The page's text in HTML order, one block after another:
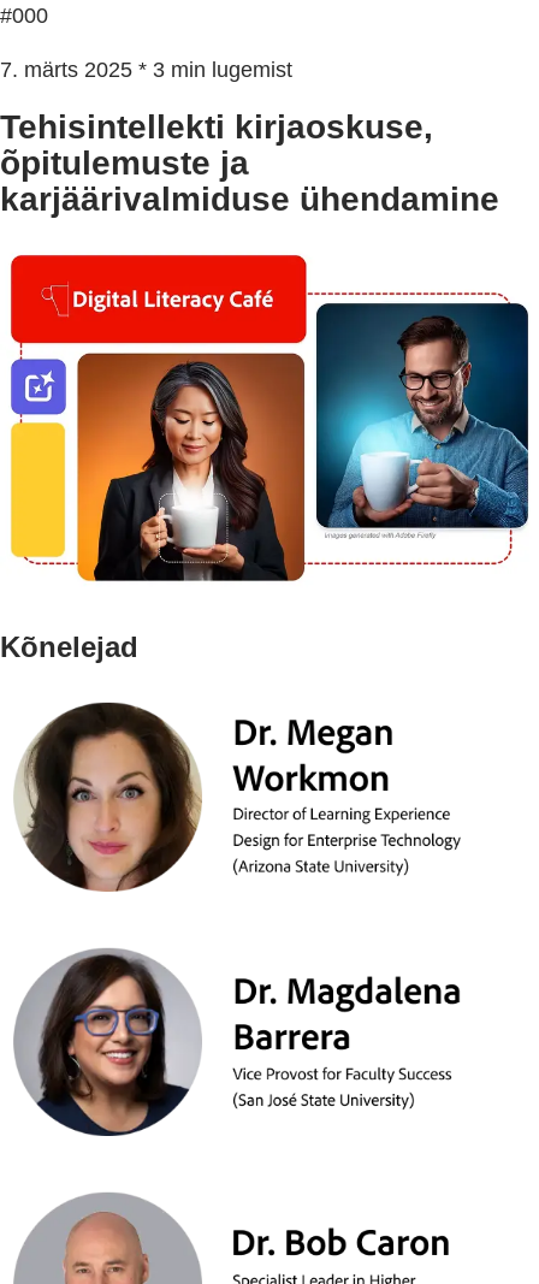
#000
7. märts 2025 * 3 min lugemist
Tehisintellekti kirjaoskuse,
õpitulemuste ja
karjäärivalmiduse ühendamine
Kõnelejad